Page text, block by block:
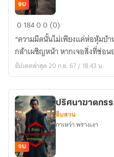
บ้าน
ที่
ถูก
ลืม
จบ
018400 (0)
“ความมืดนั้นไม่เพียงแค่ห่อหุ้มบ้
กล้าเผชิญหน้า หากเจอสิ่งที่ซ่อน
อัปเดตล่าสุด 20 ก.ย. 67 / 18:43 น.
จบ
ปริศนาฆาตกร
สืบสวน
กาเหว่า พรางเงา